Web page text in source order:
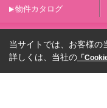
物件カタログ
当サイトでは、お客様の
詳しくは、当社の 「